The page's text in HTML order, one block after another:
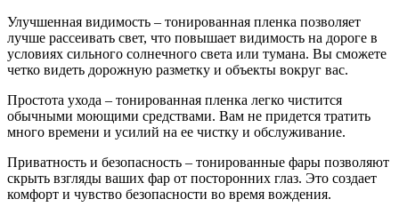
Улучшенная видимость – тонированная пленка позволяет
лучше рассеивать свет, что повышает видимость на дороге в
условиях сильного солнечного света или тумана. Вы сможете
четко видеть дорожную разметку и объекты вокруг вас.
Простота ухода – тонированная пленка легко чистится
обычными моющими средствами. Вам не придется тратить
много времени и усилий на ее чистку и обслуживание.
Приватность и безопасность – тонированные фары позволяют
скрыть взгляды ваших фар от посторонних глаз. Это создает
комфорт и чувство безопасности во время вождения.